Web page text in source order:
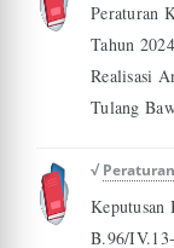
Peraturan
Tahun
Realisasi
Tulang
√
Keputusan
B.96/